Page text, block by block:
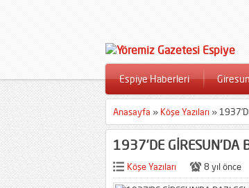
Espiye Haberleri
Anasayfa » Köşe Yazıları »
1937’DE GİRESUN’DA
Köşe Yazıları 8 yıl önce